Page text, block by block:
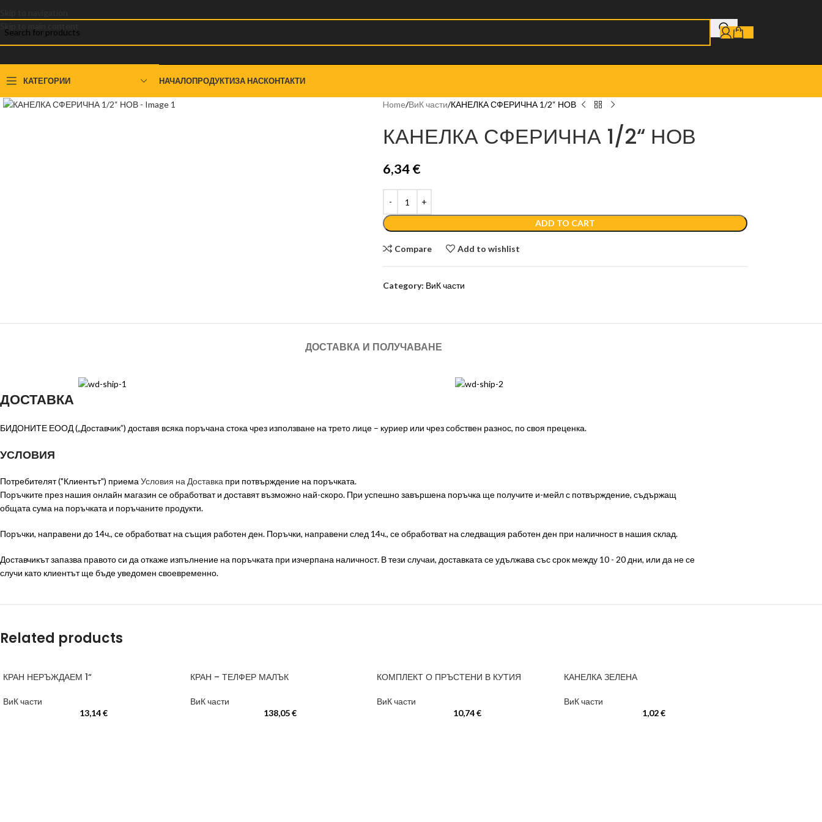
КАТЕГОРИИ НАЧАЛОПРОДУКТИЗА НАСКОНТАКТИ
Click to enlarge
Home ВиК части КАНЕЛКА СФЕРИЧНА 1/2“ НОВ
КАНЕЛКА СФЕРИЧНА 1/2“ НОВ
6,34€
ADD TO CART
Compare Add to wishlist
Category: ВиК части
ДОСТАВКА И ПОЛУЧАВАНЕ
ДОСТАВКА
БИДОНИТЕ ЕООД („Доставчик”) доставя всяка поръчана стока чрез използване на трето лице – куриер или чрез собствен разнос, по своя преценка.
УСЛОВИЯ
Потребителят ("Клиентът") приема Условия на Доставка при потвърждение на поръчката.
Поръчките през нашия онлайн магазин се обработват и доставят възможно най-скоро. При успешно завършена поръчка ще получите и-мейл с потвърждение, съдържащ
общата сума на поръчката и поръчаните продукти.
Поръчки, направени до 14ч., се обработват на същия работен ден. Поръчки, направени след 14ч., се обработват на следващия работен ден при наличност в нашия склад.
Доставчикът запазва правото си да откаже изпълнение на поръчката при изчерпана наличност. В тези случаи, доставката се удължава със срок между 10 - 20 дни, или да не се
случи като клиентът ще бъде уведомен своевременно.
Related products
КРАН НЕРЪЖДАЕМ 1“
ВиК части
13,14€
КРАН – ТЕЛФЕР МАЛЪК
ВиК части
138,05€
КОМПЛЕКТ О ПРЪСТЕНИ В КУТИЯ
ВиК части
10,74€
КАНЕЛКА ЗЕЛЕНА
ВиК части
1,02€